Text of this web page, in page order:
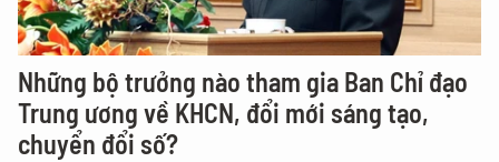
Những bộ trưởng nào tham gia Ban Chỉ đạo
Trung ương về KHCN, đổi mới sáng tạo,
chuyển đổi số?